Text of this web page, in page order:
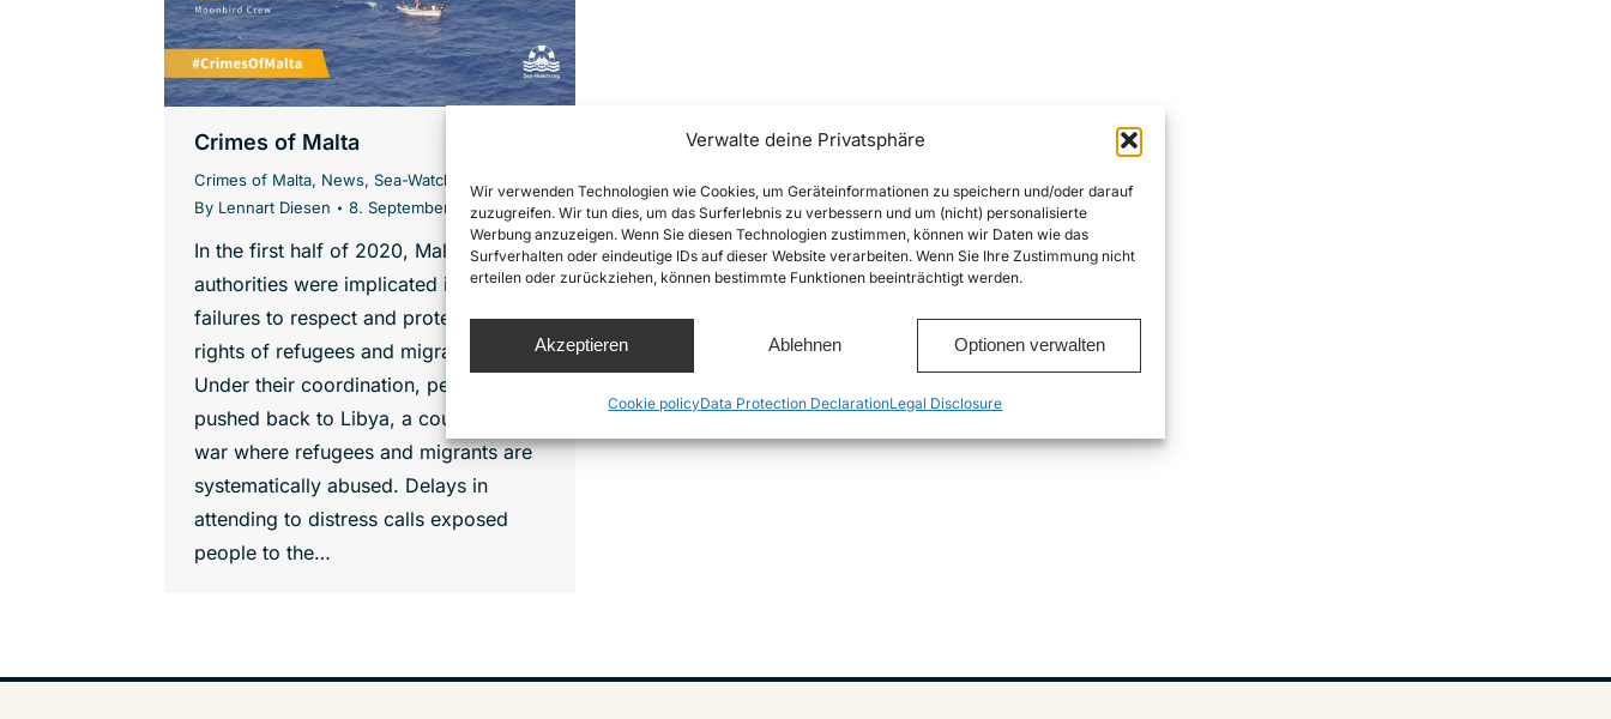
Verwalte deine Privatsphäre
Wir verwenden Technologien wie Cookies, um Geräteinformationen zu speichern und/oder darauf
zuzugreifen. Wir tun dies, um das Surferlebnis zu verbessern und um (nicht) personalisierte
Werbung anzuzeigen. Wenn Sie diesen Technologien zustimmen, können wir Daten wie das
Surfverhalten oder eindeutige IDs auf dieser Website verarbeiten. Wenn Sie Ihre Zustimmung nicht
erteilen oder zurückziehen, können bestimmte Funktionen beeinträchtigt werden.
Akzeptieren Ablehnen Optionen verwalten
Cookie policyData Protection DeclarationLegal Disclosure
Crimes of Malta
Crimes of Malta, News, Sea-Watch Air
By Lennart Diesen 8. September 2020
In the first half of 2020, Maltese
authorities were implicated in multiple
failures to respect and protect the
rights of refugees and migrants at sea.
Under their coordination, people were
pushed back to Libya, a country at
war where refugees and migrants are
systematically abused. Delays in
attending to distress calls exposed
people to the…